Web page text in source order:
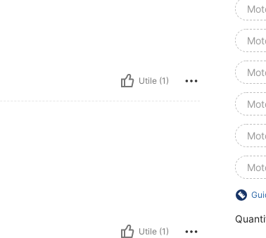
Utile (1)
Utile (1)